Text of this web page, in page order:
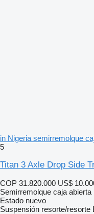
in Nigeria semirremolque
5
Titan 3 Axle Drop Side
COP 31.820.000 US$
Semirremolque caja abierta
Estado nuevo
Suspensión resorte/resorte